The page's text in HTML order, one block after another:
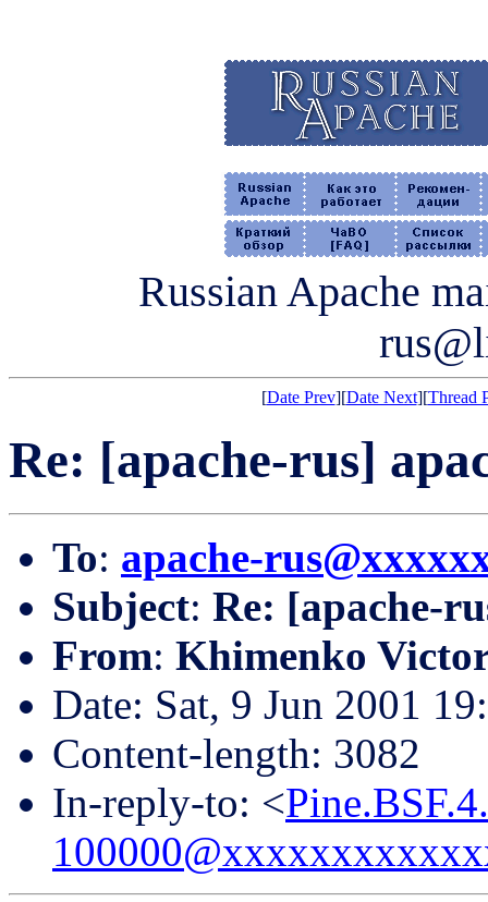
Russian Apache
[Date Prev][Date Next][Thread
Re: [apache-rus]
To: apache-
Subject: Re: [apache-
From: Khimenko
Date: Sat, 9 Jun 2001
Content-length: 3082
In-reply-to: <